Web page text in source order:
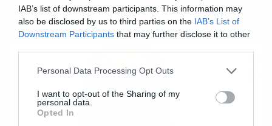
IAB’s list of downstream participants. This information may
also be disclosed by us to third parties on the IAB’s List of
Downstream Participants that may further disclose it to other
Please note that this website/app uses one or more Google
not limited to your visit or usage behaviour. You may click to
grant or deny consent to Google and its third-party tags to
use your data for below specified purposes in below Google
Personal Data Processing Opt Outs
I want to opt-out of the Sharing of my
personal data.
Opted In
του Cooking with Anselmo